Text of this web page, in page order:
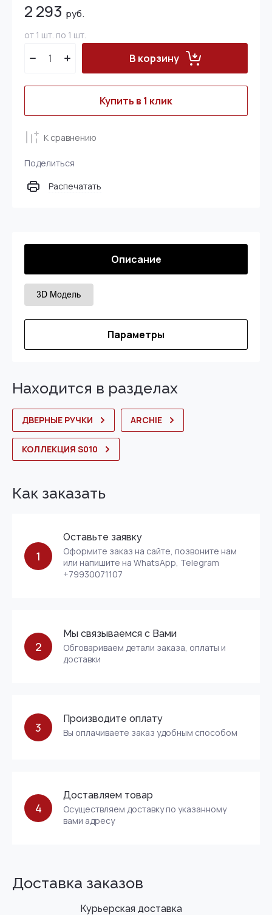
2 293 руб.
от 1 шт. по 1 шт.
В корзину
Купить в 1 клик
К сравнению
Поделиться
Распечатать
Описание
Параметры
Находится в разделах
ДВЕРНЫЕ РУЧКИ ARCHIE
КОЛЛЕКЦИЯ S010
Как заказать
1
Оставьте заявку
Оформите заказ на сайте, позвоните нам
или напишите на WhatsApp, Telegram
+79930071107
2
Мы связываемся с Вами
Обговариваем детали заказа, оплаты и
доставки
3
Производите оплату
Вы оплачиваете заказ удобным способом
4
Доставляем товар
Осуществляем доставку по указанному
вами адресу
Доставка заказов
Курьерская доставка